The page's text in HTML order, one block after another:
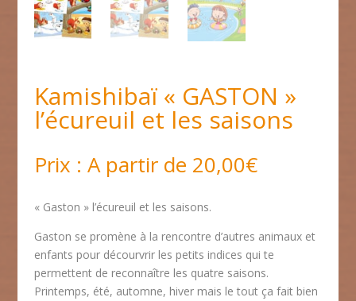
Kamishibaï « GASTON »
l’écureuil et les saisons
A partir de 20,00€
« Gaston » l’écureuil et les saisons.
Gaston se promène à la rencontre d’autres animaux et
enfants pour décourvrir les petits indices qui te
permettent de reconnaître les quatre saisons.
Printemps, été, automne, hiver mais le tout ça fait bien